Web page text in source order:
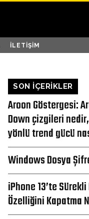
İLETIŞIM
SON İÇERİKLER
Aroon Göstergesi:
Down çizgileri
yönlü trend gücü
Windows Dosya
iPhone 13’te
Özelliğini Kapatma